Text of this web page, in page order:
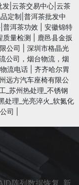
发|云茶交易中心|云茶
定制|普洱茶批发中
洱茶功效
安徽锦特
质量检测
鹿邑县金扳
公司
深圳市格晶光
公司，烟台物流，烟
流电话
齐齐哈尔胃
远方汽车座椅有限公
_苏州热处理_不锈钢
处理_光亮淬火_软氮化
司
阵列数据恢复_新